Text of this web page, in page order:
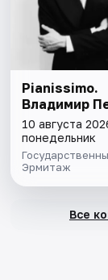
Pianissimo.
Владимир
10 августа
понедельник
Эрмитаж
Все